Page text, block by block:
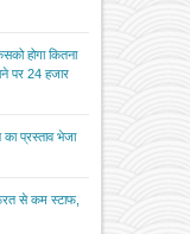
होगा कितना
पर 24 हजार
प्रस्ताव भेजा
से कम स्टाफ,